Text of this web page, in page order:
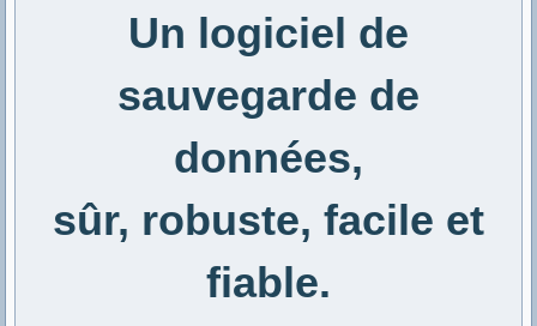
Un logiciel de
sauvegarde de
données,
sûr, robuste, facile et
fiable.